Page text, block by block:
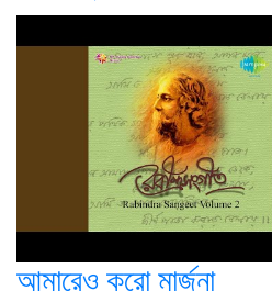
আমারেও করো মার্জনা